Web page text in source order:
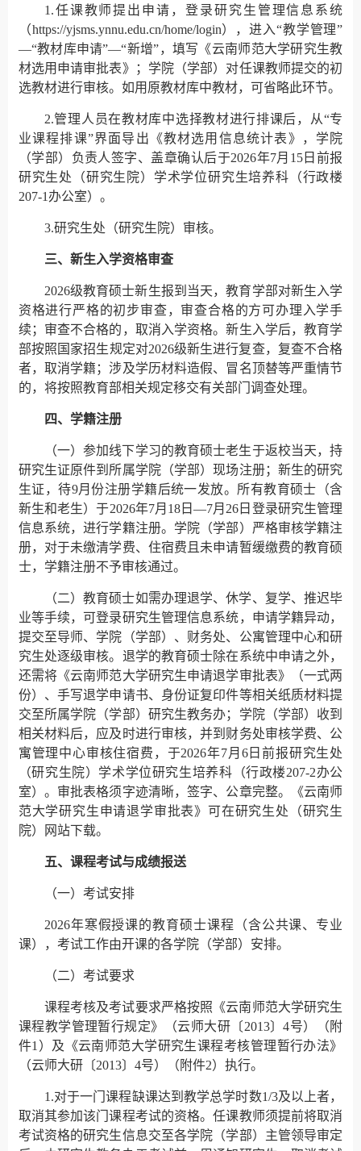
1.任课教师提出申请，登录研究生管理信息系统
（https://yjsms.ynnu.edu.cn/home/login），进入“教学管理”
—“教材库申请”—“新增”，填写《云南师范大学研究生教
材选用申请审批表》；学院（学部）对任课教师提交的初
选教材进行审核。如用原教材库中教材，可省略此环节。
2.管理人员在教材库中选择教材进行排课后，从“专
业课程排课”界面导出《教材选用信息统计表》，学院
（学部）负责人签字、盖章确认后于2026年7月15日前报
研究生处（研究生院）学术学位研究生培养科（行政楼
207-1办公室）。
3.研究生处（研究生院）审核。
三、新生入学资格审查
2026级教育硕士新生报到当天，教育学部对新生入学
资格进行严格的初步审查，审查合格的方可办理入学手
续；审查不合格的，取消入学资格。新生入学后，教育学
部按照国家招生规定对2026级新生进行复查，复查不合格
者，取消学籍；涉及学历材料造假、冒名顶替等严重情节
的，将按照教育部相关规定移交有关部门调查处理。
四、学籍注册
（一）参加线下学习的教育硕士老生于返校当天，持
研究生证原件到所属学院（学部）现场注册；新生的研究
生证，待9月份注册学籍后统一发放。所有教育硕士（含
新生和老生）于2026年7月18日—7月26日登录研究生管理
信息系统，进行学籍注册。学院（学部）严格审核学籍注
册，对于未缴清学费、住宿费且未申请暂缓缴费的教育硕
士，学籍注册不予审核通过。
（二）教育硕士如需办理退学、休学、复学、推迟毕
业等手续，可登录研究生管理信息系统，申请学籍异动，
提交至导师、学院（学部）、财务处、公寓管理中心和研
究生处逐级审核。退学的教育硕士除在系统中申请之外，
还需将《云南师范大学研究生申请退学审批表》（一式两
份）、手写退学申请书、身份证复印件等相关纸质材料提
交至所属学院（学部）研究生教务办；学院（学部）收到
相关材料后，应及时进行审核，并到财务处审核学费、公
寓管理中心审核住宿费，于2026年7月6日前报研究生处
（研究生院）学术学位研究生培养科（行政楼207-2办公
室）。审批表格须字迹清晰，签字、公章完整。《云南师
范大学研究生申请退学审批表》可在研究生处（研究生
院）网站下载。
五、课程考试与成绩报送
（一）考试安排
2026年寒假授课的教育硕士课程（含公共课、专业
课），考试工作由开课的各学院（学部）安排。
（二）考试要求
课程考核及考试要求严格按照《云南师范大学研究生
课程教学管理暂行规定》（云师大研〔2013〕4号）（附
件1）及《云南师范大学研究生课程考核管理暂行办法》
（云师大研〔2013〕4号）（附件2）执行。
1.对于一门课程缺课达到教学总学时数1/3及以上者，
取消其参加该门课程考试的资格。任课教师须提前将取消
考试资格的研究生信息交至各学院（学部）主管领导审定